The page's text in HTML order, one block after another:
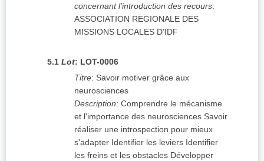
concernant l'introduction des recours:
ASSOCIATION REGIONALE DES
MISSIONS LOCALES D'IDF
5.1 Lot: LOT-0006
Titre: Savoir motiver grâce aux
neurosciences
Description: Comprendre le mécanisme
et l'importance des neurosciences Savoir
réaliser une introspection pour mieux
s'adapter Identifier les leviers Identifier
les freins et les obstacles Développer